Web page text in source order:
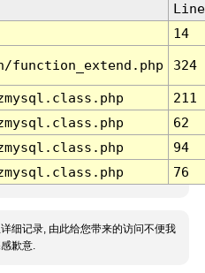
Line
14
function_extend.php 324
211
62
94
76
细记录, 由此给您带来的访问不便我
歉意.